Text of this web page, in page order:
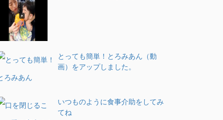
とっても簡単！とろみあん（動
画）をアップしました。
いつものように食事介助をしてみ
てね